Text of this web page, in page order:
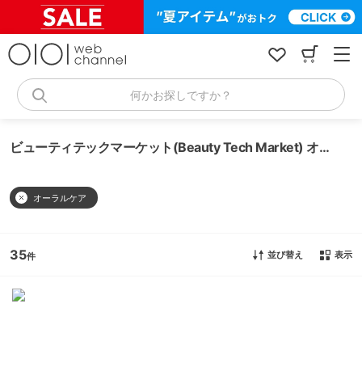
何かお探しですか？
ビューティテックマーケット(Beauty Tech Market) オーラルケア
オーラルケア
35 並び替え 表示